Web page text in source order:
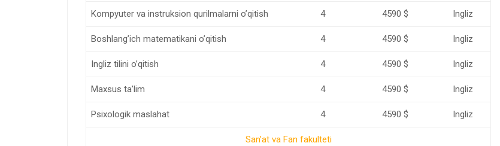
Kompyuter va instruksion qurilmalarni o’qitish 4 4590 $ Ingliz
Boshlang’ich matematikani o’qitish 4 4590 $ Ingliz
Ingliz tilini o’qitish 4 4590 $ Ingliz
Maxsus ta’lim 4 4590 $ Ingliz
Psixologik maslahat 4 4590 $ Ingliz
San’at va Fan fakulteti